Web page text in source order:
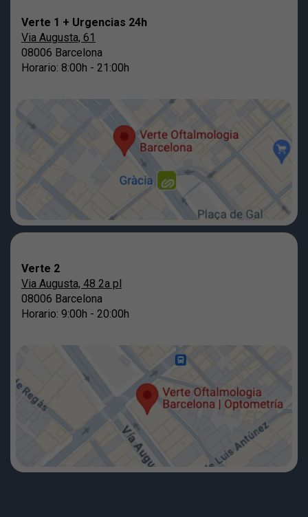
Verte 1 + Urgencias 24h
Via Augusta, 61
08006 Barcelona
Horario: 8:00h - 21:00h
Verte 2
Via Augusta, 48 2a pl
08006 Barcelona
Horario: 9:00h - 20:00h